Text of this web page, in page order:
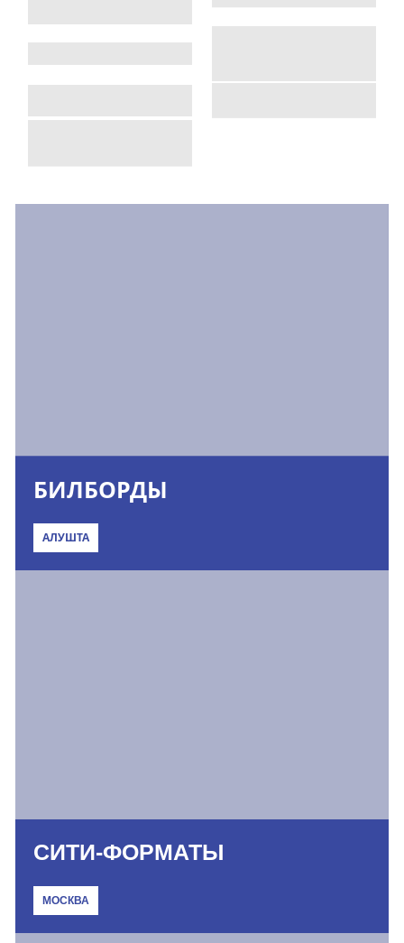
БИЛБОРДЫ
АЛУШТА
СИТИ-ФОРМАТЫ
МОСКВА